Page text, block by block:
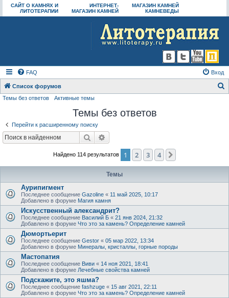
САЙТ О КАМНЯХ И
ЛИТОТЕРАПИИ
ИНТЕРНЕТ-
МАГАЗИН КАМНЕЙ
МАГАЗИН КАМНЕЙ
КАМНЕВЕДЫ
FAQ Вход
Список форумов
Темы без ответов Активные темы
Темы без ответов
Перейти к расширенному поиску
Поиск
Найдено 114 результатов 1 2 3 4
Темы
Аурипигмент
Последнее сообщение Gazoline « 11 май 2025, 10:17
Добавлено в форуме Магия камня
Искусственный александрит?
Последнее сообщение Василий Б « 21 янв 2024, 21:32
Добавлено в форуме Что это за камень? Определение камней
Дюмортьерит
Последнее сообщение Gestor « 05 мар 2022, 13:34
Добавлено в форуме Минералы, кристаллы, горные породы
Мастопатия
Последнее сообщение Виви « 14 ноя 2021, 18:41
Добавлено в форуме Лечебные свойства камней
Подскажите, это яшма?
Последнее сообщение fashzuge « 15 авг 2021, 22:11
Добавлено в форуме Что это за камень? Определение камней